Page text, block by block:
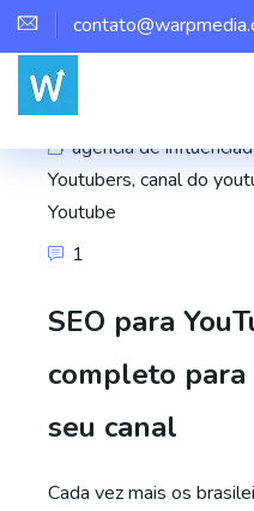
agência de
Youtubers, canal do
Youtube
1
SEO para
completo para
seu canal
Cada vez mais os